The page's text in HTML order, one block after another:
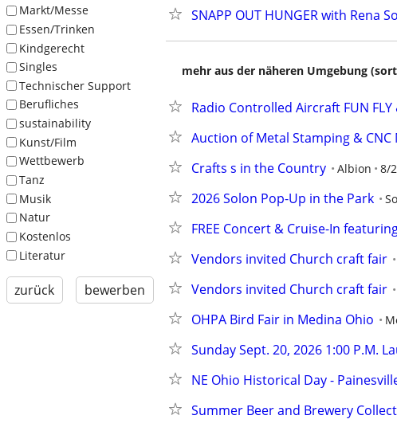
Markt/Messe
Essen/Trinken
Kindgerecht
Singles
Technischer Support
Berufliches
sustainability
Kunst/Film
Wettbewerb
Tanz
Musik
Natur
Kostenlos
Literatur
zurück bewerben
SNAPP OUT HUNGER with Rena
mehr aus der näheren Umgebung
Radio Controlled Aircraft FUN FLY
Auction of Metal Stamping & CNC
Crafts s in the Country Albion 8/
2026 Solon Pop-Up in the Park
FREE Concert & Cruise-In
Vendors invited Church craft fair
Vendors invited Church craft fair
OHPA Bird Fair in Medina Ohio
Sunday Sept. 20, 2026 1:00 P.M.
NE Ohio Historical Day -
Summer Beer and Brewery